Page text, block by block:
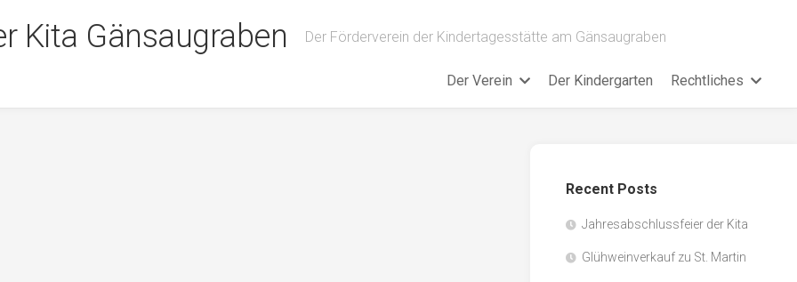
Kita Gänsaugraben Der Förderverein der Kindertagesstätte am Gänsaugraben
Der Verein Der Kindergarten Rechtliches
Recent Posts
Jahresabschlussfeier der Kita
Glühweinverkauf zu St. Martin